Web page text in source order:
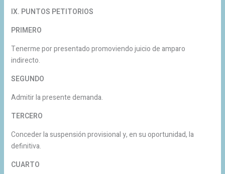
IX. PUNTOS PETITORIOS
PRIMERO
Tenerme por presentado promoviendo juicio de amparo
indirecto.
SEGUNDO
Admitir la presente demanda.
TERCERO
Conceder la suspensión provisional y, en su oportunidad, la
definitiva.
CUARTO